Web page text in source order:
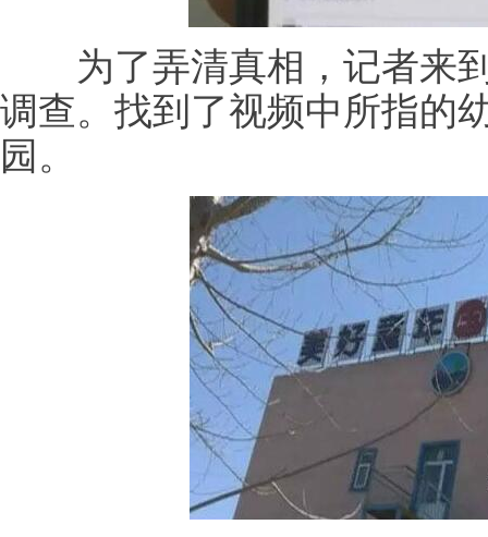
为了弄清真相，记者来到
调查。找到了视频中所指的
园。